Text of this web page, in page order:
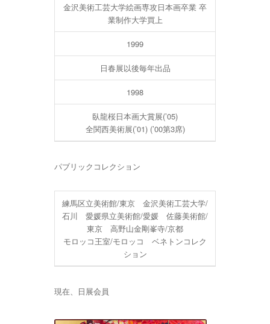
金沢美術工芸大学絵画専攻日本画卒業 卒
業制作大学買上
1999
日春展以後毎年出品
1998
臥龍桜日本画大賞展(’05)
全関西美術展(’01) (’00第3席)
パブリックコレクション
練馬区立美術館/東京 金沢美術工芸大学/
石川 愛媛県立美術館/愛媛 佐藤美術館/
東京 高野山金剛峯寺/京都
モロッコ王室/モロッコ ベネトンコレク
ション
現在、日展会員